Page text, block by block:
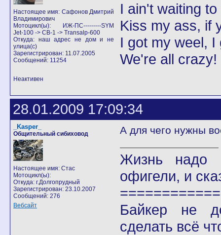
Настоящее имя: Сафонов Дмитрий
Владимирович
Мотоцикл(ы): ИЖ-ПС---------SYM
Jet-100 -> CB-1 -> Transalp-600
Откуда: наш адрес не дом и не
улица(с)
Зарегистрирован: 11.07.2005
Сообщений: 11254
I ain't waiting
Kiss my ass, if
I got my weel,
We're all
Неактивен
28.01.2009 17:09:34
_Kasper_
Общительный сибиховод
Настоящее имя: Стас
Мотоцикл(ы):
Откуда: г.Долгопрудный
Зарегистрирован: 23.10.2007
Сообщений: 276
Вебсайт
А для чего нужны
Жизнь надо
офигели, и
Байкер не
сделать всё